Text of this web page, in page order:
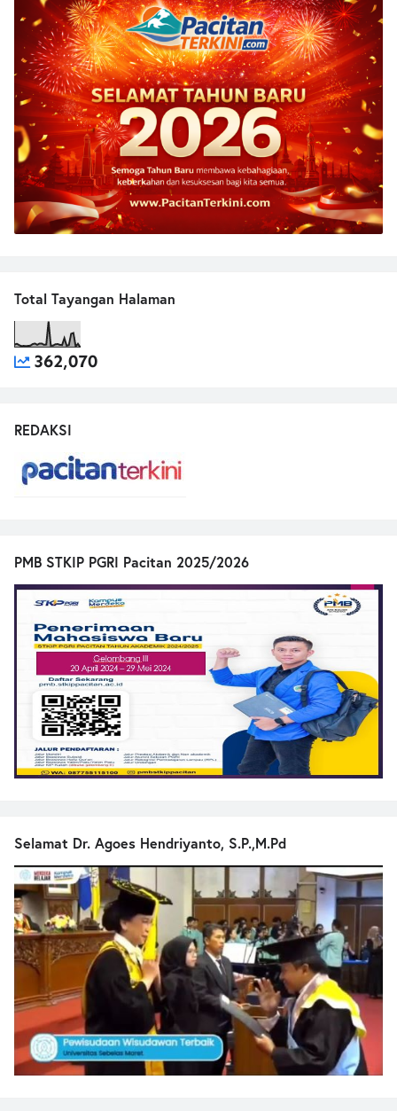
Total Tayangan Halaman
362,070
REDAKSI
PMB STKIP PGRI Pacitan 2025/2026
Selamat Dr. Agoes Hendriyanto, S.P.,M.Pd